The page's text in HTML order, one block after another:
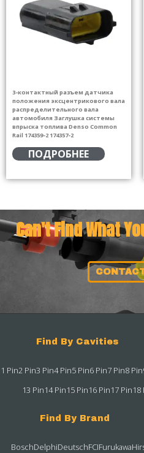
3-контактный разъем датчика
положения эксцентрикового вала
распределительного вала
автомобиля Заглушка системы
впрыска топлива Denso Common
Rail 174359-2 174357-2
ПОДРОБНЕЕ
Can't Find What
Find By Cavities
1 Pin2 Pin3 Pin4 Pin5 Pin6 Pin7 Pin8 Pin
13 Pin14 Pin15 Pin16 Pin17 Pin18
Find By Brand
BoschDelphiDeutschFCIFurukawa